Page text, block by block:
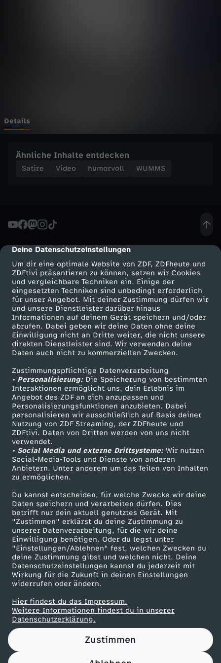
cmp-dialog-description
Deine Datenschutzeinstellungen
Um dir eine optimale Website von ZDF, ZDFheute und
ZDFtivi präsentieren zu können, setzen wir Cookies
und vergleichbare Techniken ein. Einige der
eingesetzten Techniken sind unbedingt erforderlich
für unser Angebot. Mit deiner Zustimmung dürfen wir
und unsere Dienstleister darüber hinaus
Informationen auf deinem Gerät speichern und/oder
abrufen. Dabei geben wir deine Daten ohne deine
Einwilligung nicht an Dritte weiter, die nicht unsere
direkten Dienstleister sind. Wir verwenden deine
Daten auch nicht zu kommerziellen Zwecken.
Zustimmungspflichtige Datenverarbeitung
• Personalisierung:Die Speicherung von bestimmten
Interaktionen ermöglicht uns, dein Erlebnis im
Angebot des ZDF an dich anzupassen und
Personalisierungsfunktionen anzubieten. Dabei
personalisieren wir ausschließlich auf Basis deiner
Nutzung von ZDF Streaming, der ZDFheute und
ZDFtivi. Daten von Dritten werden von uns nicht
verwendet.
• Social Media und externe Drittsysteme:Wir nutzen
Social-Media-Tools und Dienste von anderen
Anbietern. Unter anderem um das Teilen von Inhalten
zu ermöglichen.
Du kannst entscheiden, für welche Zwecke wir deine
Daten speichern und verarbeiten dürfen. Dies
betrifft nur dein aktuell genutztes Gerät. Mit
"Zustimmen" erklärst du deine Zustimmung zu
unserer Datenverarbeitung, für die wir deine
Einwilligung benötigen. Oder du legst unter
"Einstellungen/Ablehnen" fest, welchen Zwecken du
deine Zustimmung gibst und welchen nicht. Deine
Datenschutzeinstellungen kannst du jederzeit mit
Wirkung für die Zukunft in deinen Einstellungen
widerrufen oder ändern.
Hier findest du das Impressum.
Weitere Informationen findest du in unserer
Datenschutzerklärung.
Zustimmen
i
e
:
A
h
n
u
n
g
s
l
o
s
e
P
a
s
s
a
n
Details
Ähnliche Inhalte entdecken
Satire Video humorvoll WUMMS
Mehr ZDF
ZDF-Apps
Smart TV
ZDFtext
Livestreams
Sendungen A-Z
TV-Programm
Service
ZDFmitreden
Kontakt zum ZDF
Tickets
Zuschauerservice
Hilfe
ZDF Unternehmen
Karriere
ZDF goes Schule
Werbefernsehen
Mainzelmännchen
Partner